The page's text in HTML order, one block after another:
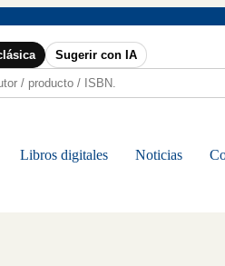
Sugerir con IA
Libros digitales Noticias